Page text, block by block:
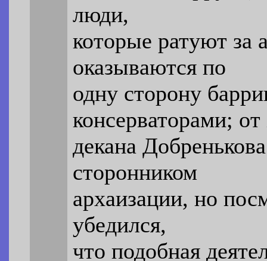
люди,
которые ратуют за
оказываются по
одну сторону
консерваторами;
декана
сторонником
архаизации, но
убедился,
что подобная